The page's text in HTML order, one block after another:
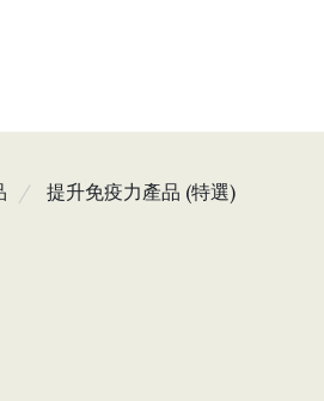
提升免疫力產品 (特選)